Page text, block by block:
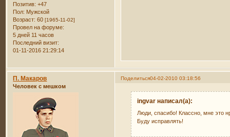
Позитив: +47
Пол: Мужской
Возраст: 60[1965-11-02]
Провел на форуме:
5 дней 11 часов
Последний визит:
01-11-2016 21:29:14
Поделиться04-02-2010 03:18:56
П. Макаров
Человек с мешком
ingvar написал(а):
Люди, спасибо! Классно, мне это
Буду исправлять!